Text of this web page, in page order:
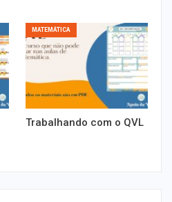
MATEMÁTICA
Trabalhando com o QVL